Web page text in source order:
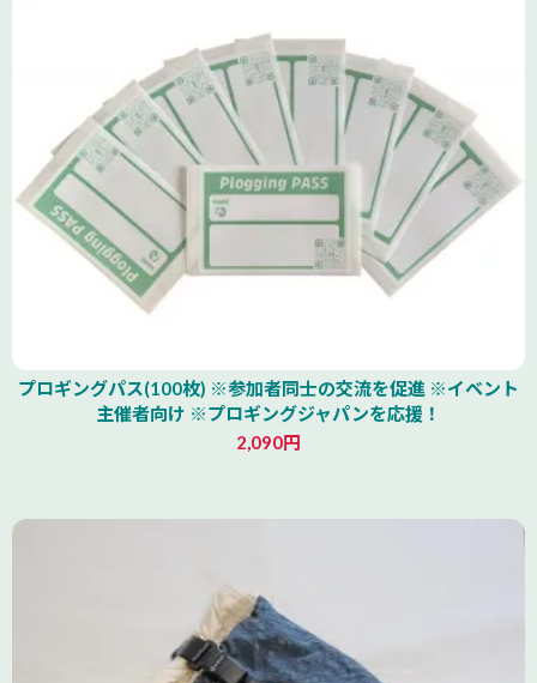
プロギングパス(100枚) ※参加者同士の交流を促進 ※イベント
主催者向け ※プロギングジャパンを応援！
2,090円